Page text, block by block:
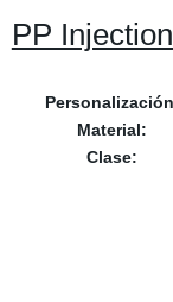
PP
Material:
Clase: